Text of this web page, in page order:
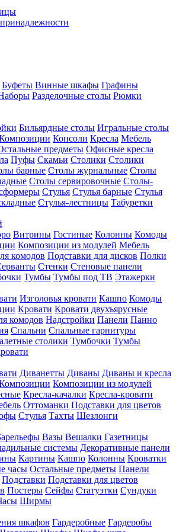
Буфеты Винные шкафы Графины
Разделочные столы Рюмки
Бильярдные столы Игральные столы
Консоли Кресла Мебель
предметы Офисные кресла
Пуфы Скамьи Столики Столики
барные Столы журнальные Столы
Столы сервировочные Столы-
Стулья Стулья барные Стулья
Стулья-лестницы Табуретки
Витрины Гостиные Колонны Комоды
Композиции из модулей Мебель
комодов Подставки для дисков Полки
Стенки Стеновые панели
Тумбы Тумбы под ТВ Этажерки
Изголовья кровати Кашпо Комоды
Кровати Кровати двухъярусные
комодов Надстройки Панели Панно
Спальни Спальные гарнитуры
столики Тумбочки Тумбы
Диванетты Диваны Диваны и кресла
Композиции из модулей
Кресла-качалки Кресла-кровати
Оттоманки Подставки для цветов
Стулья Тахты Шезлонги
Вазы Вешалки Газетницы
системы Декоративные панели
Картины Кашпо Колонны Кроватки
часы Остальные предметы Панели
Подставки Подставки для цветов
Постеры Сейфы Статуэтки Сундуки
Ширмы
шкафов Гардеробные Гардеробы